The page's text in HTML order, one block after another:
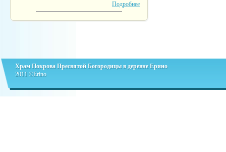
Подробнее
Храм Покрова Пресвятой Богородицы в деревне Ерино
2011 ©Erino